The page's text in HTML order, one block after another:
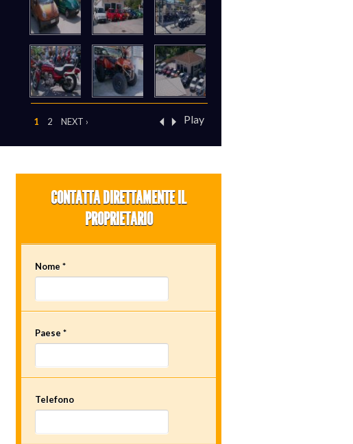
1 2 NEXT › Play
CONTATTA DIRETTAMENTE IL
PROPRIETARIO
Nome *
Paese *
Telefono